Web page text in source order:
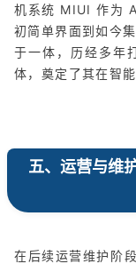
机系统 MIUI 作为
初简单界面到如今
于一体，历经多年
体，奠定了其在智
五、运营与维
在后续运营维护阶